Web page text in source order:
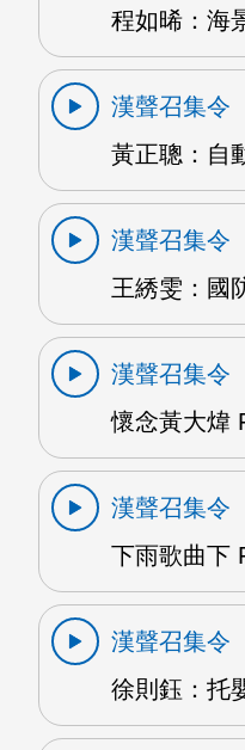
程如晞：海
漢聲召集令
黃正聰：自
漢聲召集令
王綉雯：國
漢聲召集令
懷念黃大煒
漢聲召集令
下雨歌曲下
漢聲召集令
徐則鈺：托